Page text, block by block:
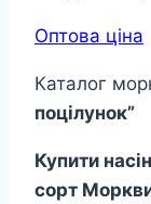
Оптова ціна
Каталог
поцілунок”
Купити
сорт